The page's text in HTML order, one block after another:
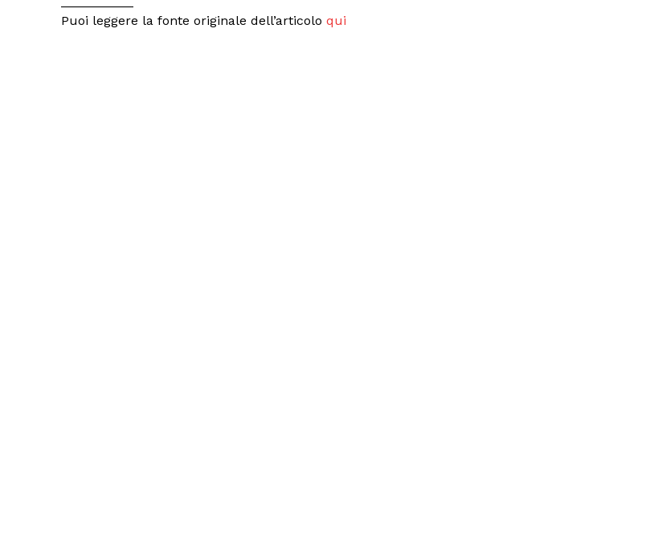
Puoi leggere la fonte originale dell’articolo qui